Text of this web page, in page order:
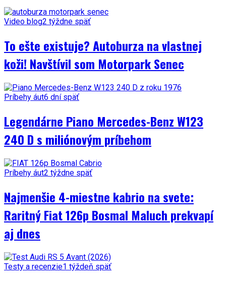
Video blog2 týždne späť
To ešte existuje? Autoburza na vlastnej
koži! Navštívil som Motorpark Senec
Príbehy áut6 dní späť
Legendárne Piano Mercedes-Benz W123
240 D s miliónovým príbehom
Príbehy áut2 týždne späť
Najmenšie 4-miestne kabrio na svete:
Raritný Fiat 126p Bosmal Maluch prekvapí
aj dnes
Testy a recenzie1 týždeň späť